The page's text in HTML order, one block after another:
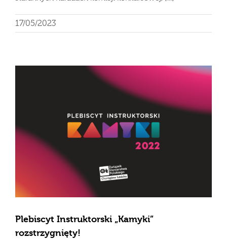
17/05/2023
Plebiscyt Instruktorski „Kamyki”
rozstrzygnięty!